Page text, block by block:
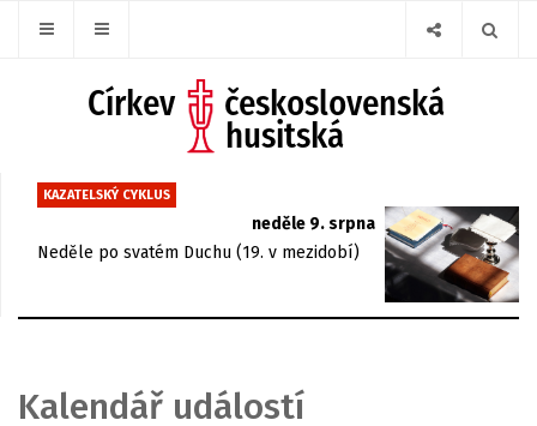
KAZATELSKÝ CYKLUS
neděle 9. srpna
Neděle po svatém Duchu (19. v mezidobí)
Kalendář událostí